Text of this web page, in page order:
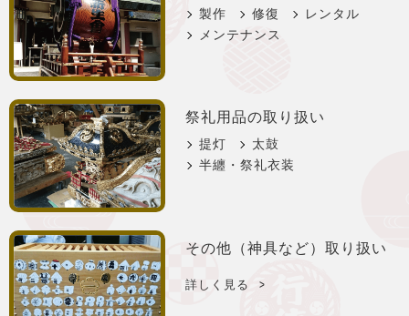
製作 修復
レンタル
メンテナンス
祭礼用品の取り扱い
提灯
太鼓
半纏・祭礼衣装
その他（神具など） 取り扱い
詳しく見る